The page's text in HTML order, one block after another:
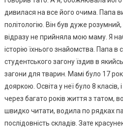
дивилася на все його очима. Папа
політологію. Він був дуже розумний,
відразу не прийняла мою маму. Я
історію їхнього знайомства. Папа в
студентського загону їздив в
загони для тварин. Мамі було 17
дояркою. Освіта у неї було 8
через багато років життя з татом,
швидко читати, водила по рядках
послідовність складів. Зате